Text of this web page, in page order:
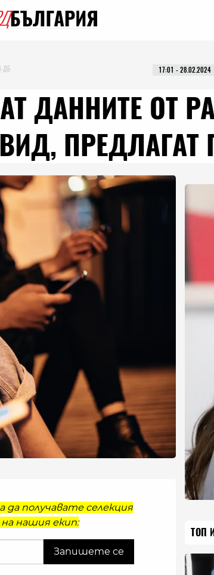
ДБ 17:01 - 28.02.2024
ДАННИТЕ ОТ
ПРЕДЛАГАТ
да получавате селекция
нашия екип:
ТОП